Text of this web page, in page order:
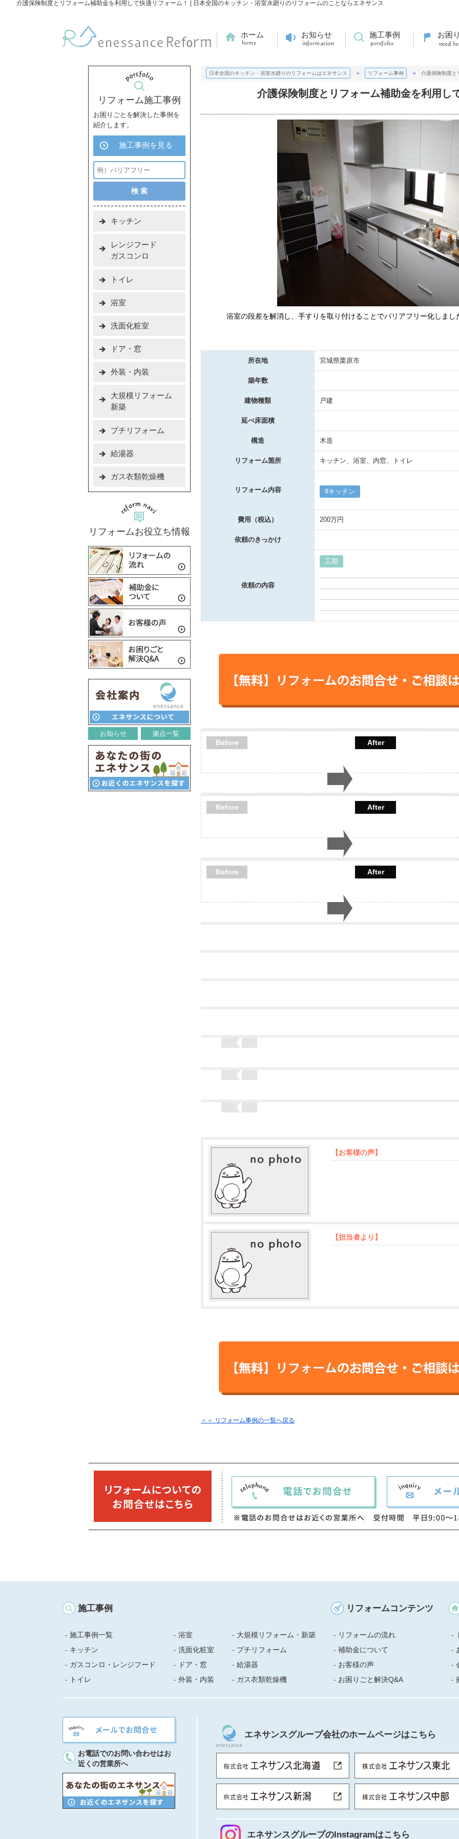
介護保険制度とリフォーム補助金を利用して快適リフォーム！ | 日本全国のキッチン・浴室水廻りのリフォームのことならエネサンス
ホーム お知らせ 施工事例 お困
日本全国のキッチン・浴室水廻りのリフォームはエネサンス リフォーム事例 介護保険制度と
介護保険制度とリフォーム補助金を利用し
浴室の段差を解消し、手すりを取り付けることでバリアフリー化しまし
所在地 宮城県栗原市
築年数
建物種類 戸建
延べ床面積
構造 木造
リフォーム箇所 キッチン、浴室、内窓、トイレ
リフォーム内容 キッチン
費用（税込） 200万円
依頼のきっかけ
依頼の内容
工期
Before After
Before After
Before After
【お客様の声】
【担当者より】
＜＜ リフォーム事例の一覧へ戻る
リフォーム施工事例
お困りごとを解決した事例を
紹介します。
施工事例を見る
キッチン
レンジフード
ガスコンロ
トイレ
浴室
洗面化粧室
ドア・窓
外装・内装
大規模リフォーム
新築
プチリフォーム
給湯器
ガス衣類乾燥機
リフォームお役立ち情報
お知らせ 拠点一覧
施工事例
施工事例一覧
キッチン
ガスコンロ・レンジフード
トイレ
浴室
洗面化粧室
ドア・窓
外装・内装
大規模リフォーム・新築
プチリフォーム
給湯器
ガス衣類乾燥機
リフォームコンテンツ
リフォームの流れ
補助金について
お客様の声
お困りごと解決Q&A
お電話でのお問い合わせはお
近くの営業所へ
エネサンスグループ会社のホームページはこちら
エネサンスグループのInstagramはこちら